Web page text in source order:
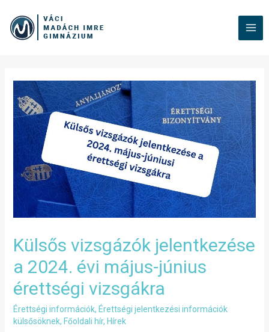
Külsős vizsgázók jelentkezése
a 2024. évi május-június
érettségi vizsgákra
Érettségi információk, Érettségi jelentkezési információk
külsősöknek, Főoldali hír, Hírek